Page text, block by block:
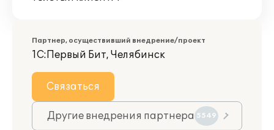
Партнер, осуществивший внедрение/проект
1С:Первый Бит, Челябинск
Связаться
Другие внедрения партнера 5549